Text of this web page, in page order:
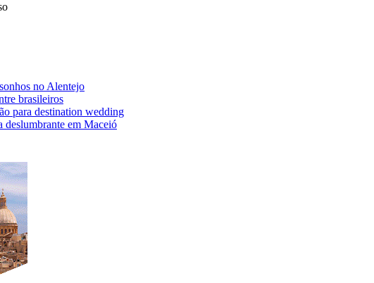
no Alentejo
brasileiros
para destination wedding
deslumbrante em Maceió